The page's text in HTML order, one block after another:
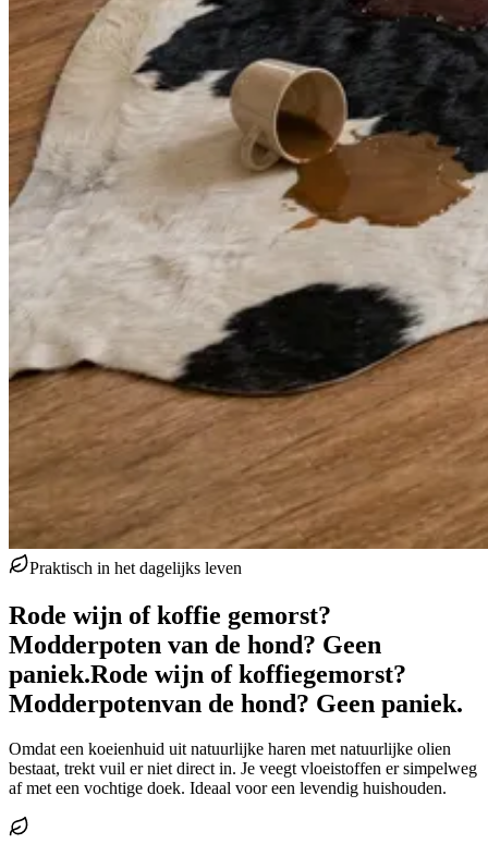
Praktisch in het dagelijks leven
Rode wijn of koffie gemorst?
Modderpoten van de hond? Geen
paniek.Rode wijn of koffiegemorst?
Modderpotenvan de hond? Geen paniek.
Omdat een koeienhuid uit natuurlijke haren met natuurlijke olien
bestaat, trekt vuil er niet direct in. Je veegt vloeistoffen er simpelweg
af met een vochtige doek. Ideaal voor een levendig huishouden.